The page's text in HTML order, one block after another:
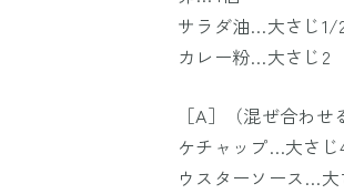
サラダ油…大さじ1/
カレー粉…大さじ2
［A］（混ぜ合わ
ケチャップ…大さじ
ウスターソース…大